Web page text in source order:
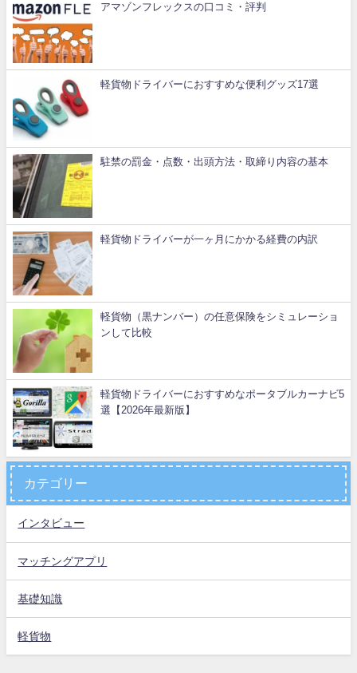
アマゾンフレックスの口コミ・評判
軽貨物ドライバーにおすすめな便利グッズ17選
駐禁の罰金・点数・出頭方法・取締り内容の基本
軽貨物ドライバーが一ヶ月にかかる経費の内訳
軽貨物（黒ナンバー）の任意保険をシミュレーショ
ンして比較
軽貨物ドライバーにおすすめなポータブルカーナビ5
選【2026年最新版】
カテゴリー
インタビュー
マッチングアプリ
基礎知識
軽貨物